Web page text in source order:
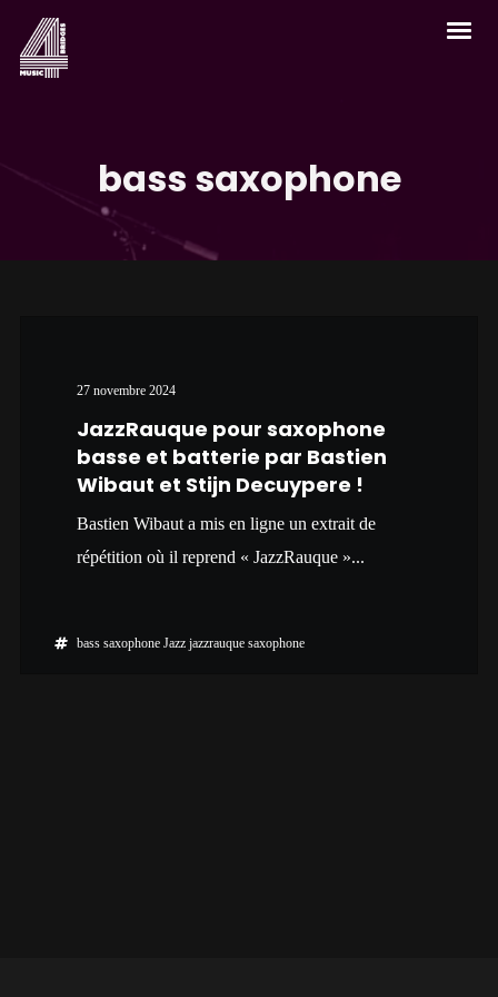
bass saxophone
27 novembre 2024
JazzRauque pour saxophone
basse et batterie par Bastien
Wibaut et Stijn Decuypere !
Bastien Wibaut a mis en ligne un extrait de
répétition où il reprend « JazzRauque »...
bass saxophone Jazz jazzrauque saxophone